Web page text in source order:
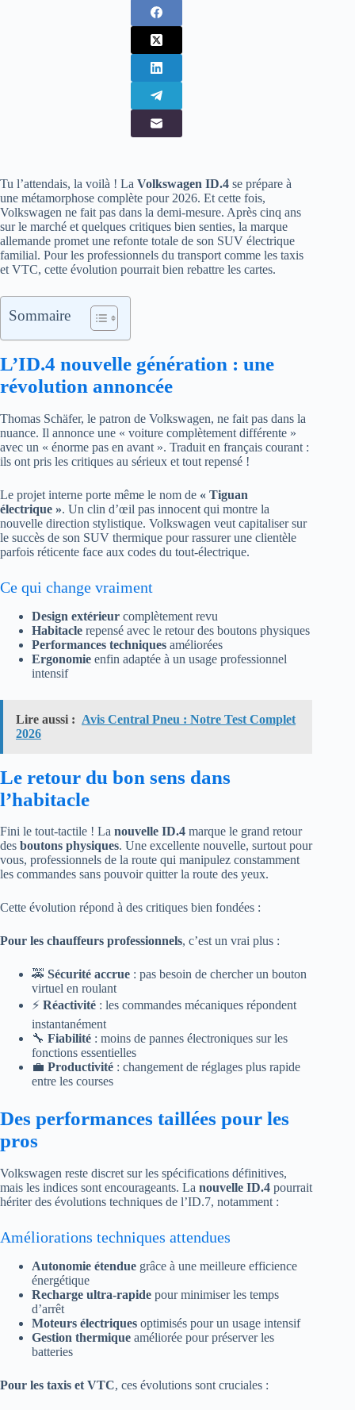
Tu l’attendais, la voilà ! La Volkswagen ID.4 se prépare à
une métamorphose complète pour 2026. Et cette fois,
Volkswagen ne fait pas dans la demi-mesure. Après cinq ans
sur le marché et quelques critiques bien senties, la marque
allemande promet une refonte totale de son SUV électrique
familial. Pour les professionnels du transport comme les taxis
et VTC, cette évolution pourrait bien rebattre les cartes.
Sommaire
L’ID.4 nouvelle génération : une
révolution annoncée
Thomas Schäfer, le patron de Volkswagen, ne fait pas dans la
nuance. Il annonce une « voiture complètement différente »
avec un « énorme pas en avant ». Traduit en français courant :
ils ont pris les critiques au sérieux et tout repensé !
Le projet interne porte même le nom de « Tiguan
électrique ». Un clin d’œil pas innocent qui montre la
nouvelle direction stylistique. Volkswagen veut capitaliser sur
le succès de son SUV thermique pour rassurer une clientèle
parfois réticente face aux codes du tout-électrique.
Ce qui change vraiment
Design extérieur complètement revu
Habitacle repensé avec le retour des boutons physiques
Performances techniques améliorées
Ergonomie enfin adaptée à un usage professionnel
intensif
Lire aussi : Avis Central Pneu : Notre Test Complet
2026
Le retour du bon sens dans
l’habitacle
Fini le tout-tactile ! La nouvelle ID.4 marque le grand retour
des boutons physiques. Une excellente nouvelle, surtout pour
vous, professionnels de la route qui manipulez constamment
les commandes sans pouvoir quitter la route des yeux.
Cette évolution répond à des critiques bien fondées :
Pour les chauffeurs professionnels, c’est un vrai plus :
🚕 Sécurité accrue : pas besoin de chercher un bouton
virtuel en roulant
⚡ Réactivité : les commandes mécaniques répondent
instantanément
🔧 Fiabilité : moins de pannes électroniques sur les
fonctions essentielles
💼 Productivité : changement de réglages plus rapide
entre les courses
Des performances taillées pour les
pros
Volkswagen reste discret sur les spécifications définitives,
mais les indices sont encourageants. La nouvelle ID.4 pourrait
hériter des évolutions techniques de l’ID.7, notamment :
Améliorations techniques attendues
Autonomie étendue grâce à une meilleure efficience
énergétique
Recharge ultra-rapide pour minimiser les temps
d’arrêt
Moteurs électriques optimisés pour un usage intensif
Gestion thermique améliorée pour préserver les
batteries
Pour les taxis et VTC, ces évolutions sont cruciales :